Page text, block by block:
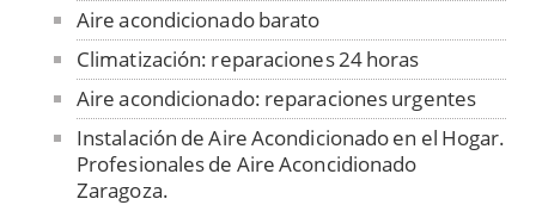
Aire acondicionado barato
Climatización: reparaciones 24 horas
Aire acondicionado: reparaciones urgentes
Instalación de Aire Acondicionado en el Hogar.
Profesionales de Aire Aconcidionado
Zaragoza.